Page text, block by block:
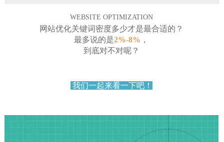
WEBSITE OPTIMIZATION
网站优化关键词密度多少才是最合适的？
最多说的是2%-8% ，
到底对不对呢？
我们一起来看一下吧！